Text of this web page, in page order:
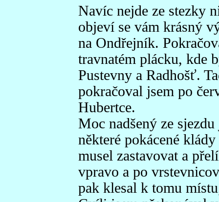
Navíc nejde ze stezky
objeví se vám krásný
na Ondřejník.
travnatém plácku, kde
Pustevny a Radhošť.
pokračoval jsem po
Hubertce.
Moc nadšený ze
některé pokácené
musel zastavovat a
vpravo a po
pak klesal k tomu